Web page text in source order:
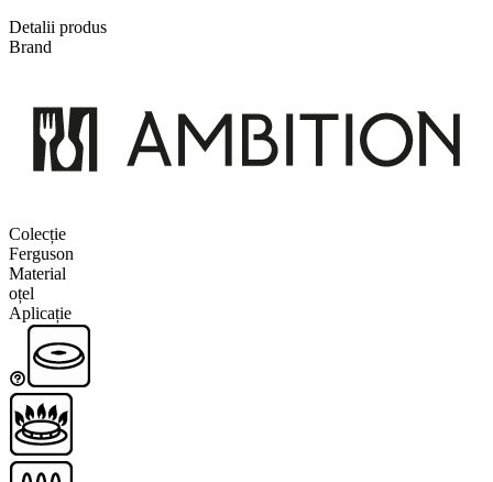
Detalii produs
Brand
Colecție
Ferguson
Material
oțel
Aplicație